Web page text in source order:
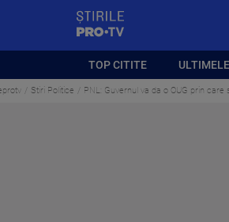
TOP CITITE
Stiri Politice PNL: Guvernul va da o OUG prin